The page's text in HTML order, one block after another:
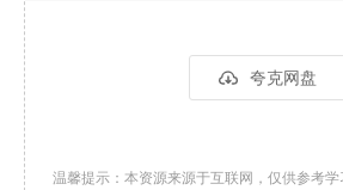
夸克网盘
温馨提示：本资源来源于互联网，仅供参考